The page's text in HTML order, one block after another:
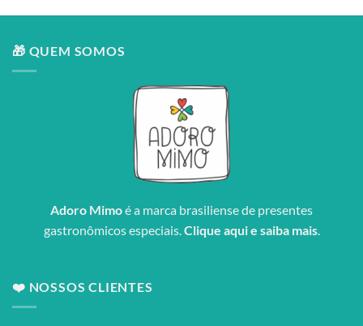
🎁 QUEM SOMOS
Adoro Mimoé a marca brasiliense de presentes
gastronômicos especiais.Clique aqui e saiba mais.
❤️ NOSSOS CLIENTES